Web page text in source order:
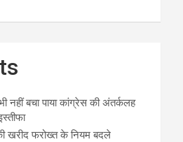
नहीं बचा पाया कांग्रेस की अंतर्कलह
खरीद फरोख्त के नियम बदले